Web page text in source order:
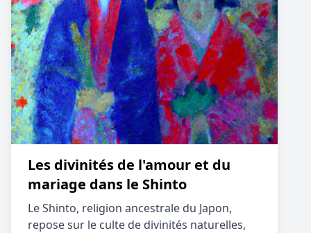
Les divinités de l'amour et du
mariage dans le Shinto
Le Shinto, religion ancestrale du Japon,
repose sur le culte de divinités naturelles,